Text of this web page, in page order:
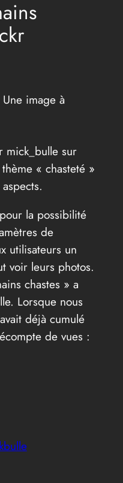
image à
mick_bulle sur
« chasteté »
la possibilité
de
utilisateurs un
voir leurs photos.
chastes » a
Lorsque nous
déjà cumulé
de vues :